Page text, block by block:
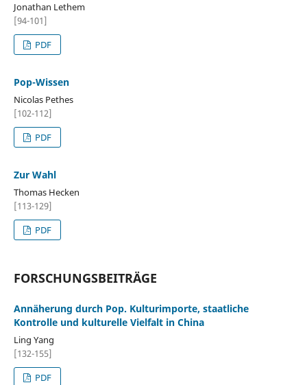
Jonathan Lethem
[94-101]
PDF
Pop-Wissen
Nicolas Pethes
[102-112]
PDF
Zur Wahl
Thomas Hecken
[113-129]
PDF
FORSCHUNGSBEITRÄGE
Annäherung durch Pop. Kulturimporte, staatliche
Kontrolle und kulturelle Vielfalt in China
Ling Yang
[132-155]
PDF